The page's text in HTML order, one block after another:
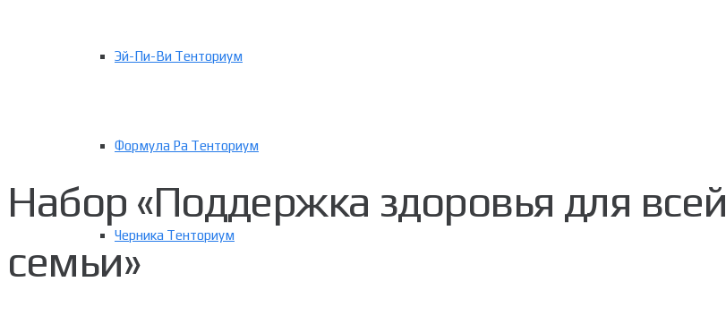
Эй-Пи-Ви Тенториум
Формула Ра Тенториум
Черника Тенториум
Набор «Поддержка здоровья для всей
семьи»